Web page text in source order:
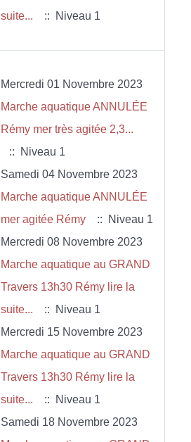
suite...
:: Niveau 1
Mercredi 01 Novembre 2023
Marche aquatique ANNULÉE
Rémy mer très agitée 2,3...
:: Niveau 1
Samedi 04 Novembre 2023
Marche aquatique ANNULÉE
mer agitée Rémy
:: Niveau 1
Mercredi 08 Novembre 2023
Marche aquatique au GRAND
Travers 13h30 Rémy lire la
suite...
:: Niveau 1
Mercredi 15 Novembre 2023
Marche aquatique au GRAND
Travers 13h30 Rémy lire la
suite...
:: Niveau 1
Samedi 18 Novembre 2023